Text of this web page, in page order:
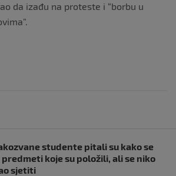
da izađu na proteste i “borbu u
studente pitali su kako se
koje su položili, ali se niko
sjetiti